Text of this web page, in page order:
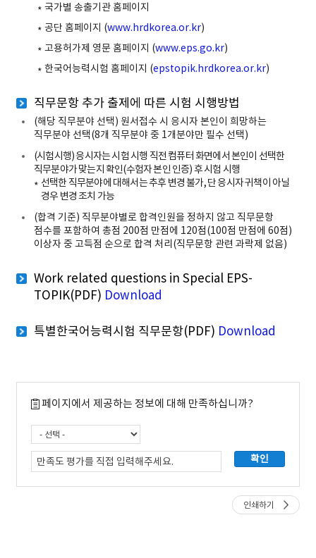
국가별 송출기관 홈페이지
공단 홈페이지 (www.hrdkorea.or.kr)
고용허가제 영문 홈페이지 (www.eps.go.kr)
한국어능력시험 홈페이지 (epstopik.hrdkorea.or.kr)
직무문항 추가 출제에 따른 시험 시행방법
(해당 직무분야 선택) 원서접수 시 응시자 본인이 희망하는
직무분야 선택(8개 직무분야 중 1개분야만 필수 선택)
(시험시행) 응시자는 시험 시행 직전 컴퓨터 화면에서 본인이 선택한
직무분야가 맞는지 확인(수험자 본인 인증) 후 시험 시행
선택한 직무분야에 대해서는 추후 변경 불가, 단 응시자 귀책이 아닐
경우 변경 조치 가능
(합격 기준) 직무분야별로 합격인원을 정하지 않고 직무문항
점수를 포함하여 총점 200점 만점에 120점(100점 만점에 60점)
이상자 중 고득점 순으로 합격 처리(직무문항 관련 과락제 없음)
Work related questions in Special EPS-
TOPIK(PDF) Download
특별한국어능력시험 직무문항(PDF) Download
페이지에서 제공하는 정보에 대해 만족하십니까?
인쇄하기